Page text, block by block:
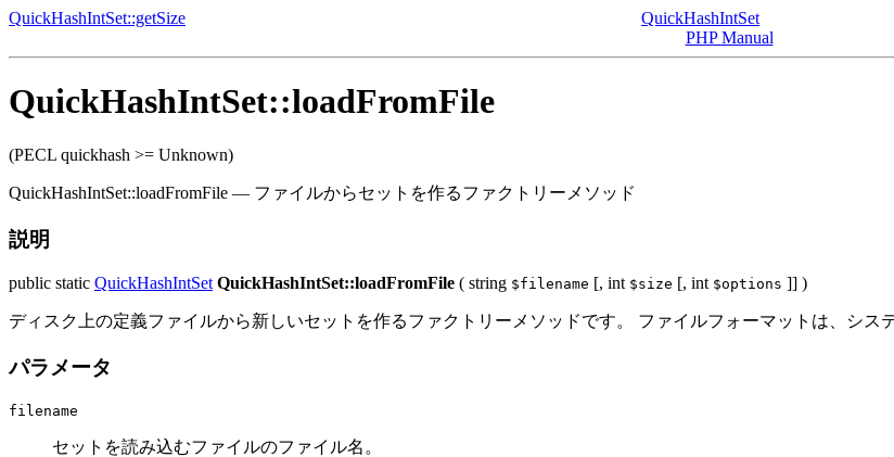
QuickHashIntSet::getSize
QuickHashIntSet
PHP Manual
QuickHashIntSet::loadFromFile
(PECL quickhash >= Unknown)
QuickHashIntSet::loadFromFile — ファイルからセットを作るファクトリーメソッド
説明
public static QuickHashIntSet QuickHashIntSet::loadFromFile ( string $filename [, int $size [, int $options ]] )
ディスク上の定義ファイルから新しいセットを作るファクトリーメソッドです。 ファイルフォーマットは、シス
パラメータ
filename
セットを読み込むファイルのファイル名。